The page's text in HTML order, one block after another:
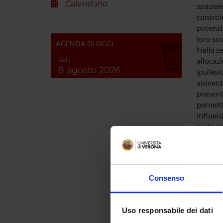
Consenso
Uso responsabile dei dati
Calendario
AGENDA DI OGGI
sab
8 agosto 2026
loro
Nella
dello
ENTI